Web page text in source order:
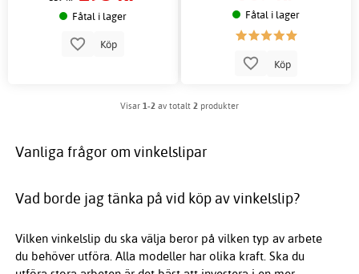
Fåtal i lager
Köp
Fåtal i lager
Köp
Visar 1-2 av totalt 2 produkter
Vanliga frågor om vinkelslipar
Vad borde jag tänka på vid köp av vinkelslip?
Vilken vinkelslip du ska välja beror på vilken typ av arbete
du behöver utföra. Alla modeller har olika kraft. Ska du